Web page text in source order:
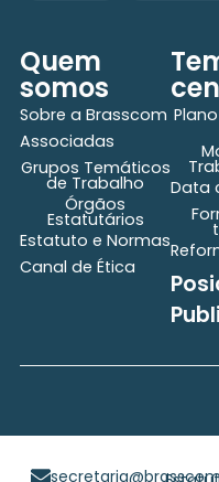
Quem
somos
Sobre a Brasscom
Associadas
Grupos Temáticos
de Trabalho
Órgãos
Estatutários
Estatuto e Normas
Canal de Ética
Data